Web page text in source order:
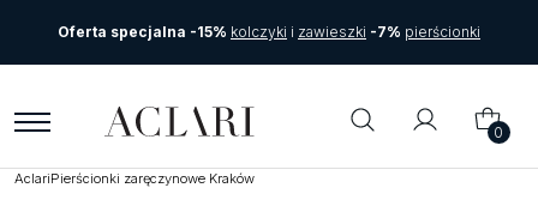
Oferta specjalna -15% kolczyki i zawieszki -7% pierścionki
0
AclariPierścionki zaręczynowe Kraków